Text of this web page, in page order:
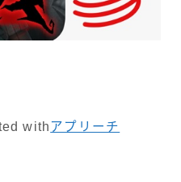
with アプリーチ